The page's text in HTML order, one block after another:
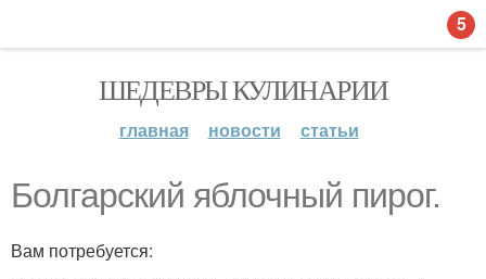
ШЕДЕВРЫ КУЛИНАРИИ
главная новости статьи
Болгарский яблочный пирог.
Вам потребуется:
5